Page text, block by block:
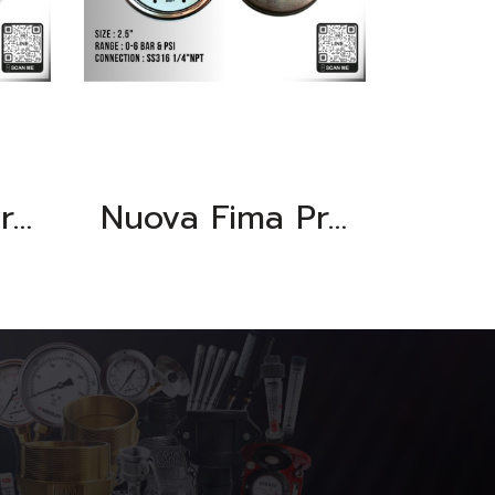
Nuova Fima Pressure Gauge Nuova Fima Pressure Gauge